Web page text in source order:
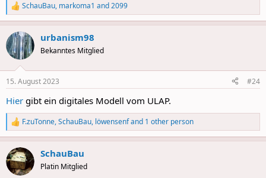
R
e
a
c
t
i
s
SchauBau, markoma1 and2099
urbanism98
Bekanntes Mitglied
15. August 2023 #24
Hier gibt ein digitales Modell vom ULAP.
R
e
a
c
t
i
F.zuTonne,SchauBau, löwensenfand 1 other person
SchauBau
Platin Mitglied